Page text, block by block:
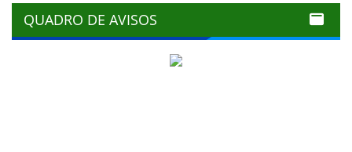
QUADRO DE AVISOS